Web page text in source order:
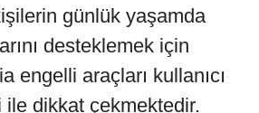
günlük yaşamda
desteklemek için
engelli araçları kullanıcı
dikkat çekmektedir.